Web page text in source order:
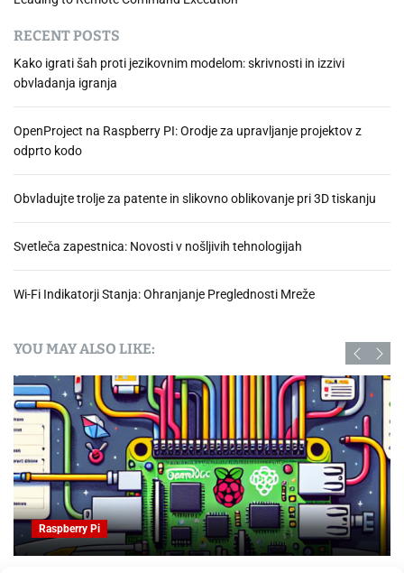
RECENT POSTS
Kako igrati šah proti jezikovnim modelom: skrivnosti in izzivi
obvladanja igranja
OpenProject na Raspberry PI: Orodje za upravljanje projektov z
odprto kodo
Obvladujte trolje za patente in slikovno oblikovanje pri 3D tiskanju
Svetleča zapestnica: Novosti v nošljivih tehnologijah
Wi-Fi Indikatorji Stanja: Ohranjanje Preglednosti Mreže
YOU MAY ALSO LIKE:
Raspberry Pi